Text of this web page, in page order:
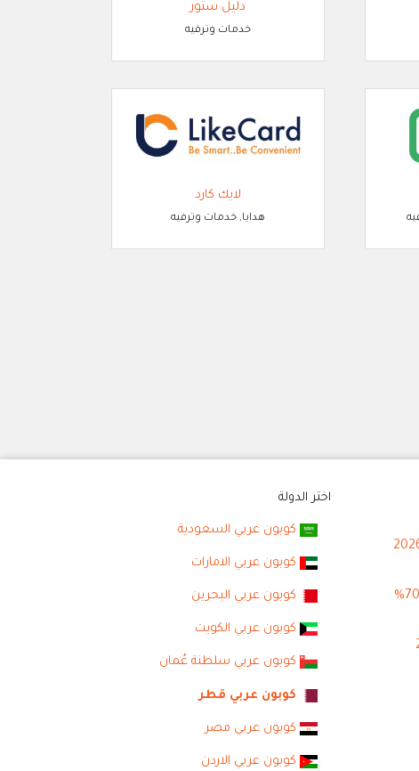
دليل ستور
خدمات وترفيه
لايك كارد
هدايا, خدمات وترفيه
اختر الدولة
كوبون عربي السعودية
كوبون عربي الامارات
كوبون عربي البحرين
كوبون عربي الكويت
كوبون عربي سلطنة عُمان
كوبون عربي قطر
كوبون عربي مصر
كوبون عربي الاردن